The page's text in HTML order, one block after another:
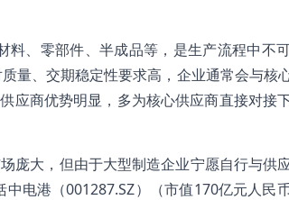
、零部件、半成品等，是生产流程中不
量、交期稳定性要求高，企业通常会与核
商优势明显，多为核心供应商直接对接
庞大，但由于大型制造企业宁愿自行与供
电港（001287.SZ）（市值170亿元人民